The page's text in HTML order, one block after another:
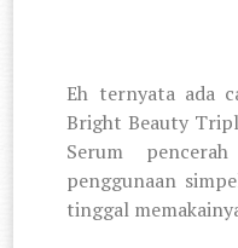
Eh ternyata ada
Bright Beauty
Serum
penggunaan
tinggal